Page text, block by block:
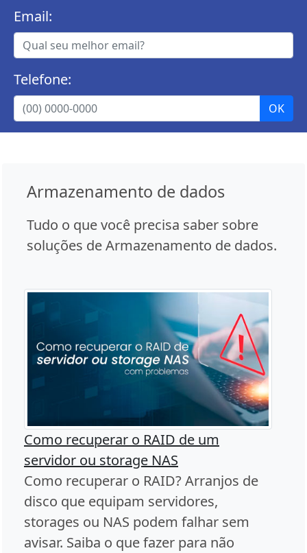
Email:
Telefone:
Armazenamento de dados
Tudo o que você precisa saber sobre
soluções de Armazenamento de dados.
Como recuperar o RAID de um
servidor ou storage NAS
Como recuperar o RAID? Arranjos de
disco que equipam servidores,
storages ou NAS podem falhar sem
avisar. Saiba o que fazer para não